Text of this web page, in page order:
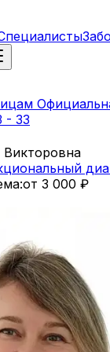
- 33
Викторовна
от 3 000 ₽